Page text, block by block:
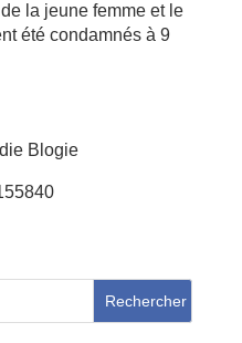
la jeune femme et le
été condamnés à 9
Blogie